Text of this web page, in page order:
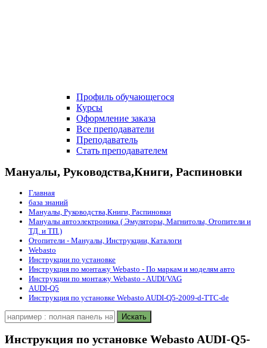
Профиль обучающегося
Курсы
Оформление заказа
Все преподаватели
Преподаватель
Стать преподавателем
Мануалы, Руководства,Книги, Распиновки
Главная
база знаний
Мануалы, Руководства,Книги, Распиновки
Мануалы автоэлектроника ( Эмуляторы, Магнитолы, Отопители и
ТД. и ТП.)
Отопители - Мануалы, Инструкции, Каталоги
Webasto
Инструкции по установке
Инструкция по монтажу Webasto - По маркам и моделям авто
Инструкции по монтажу Webasto - AUDI/VAG
AUDI-Q5
Инструкция по установке Webasto AUDI-Q5-2009-d-TTC-de
Инструкция по установке Webasto AUDI-Q5-